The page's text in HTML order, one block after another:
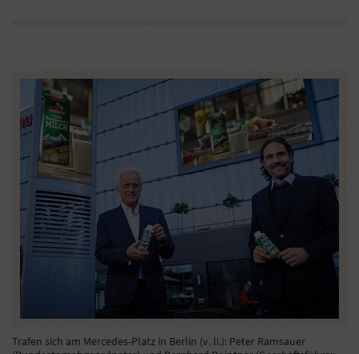
Trafen sich am Mercedes-Platz in Berlin (v. li.): Peter Ramsauer